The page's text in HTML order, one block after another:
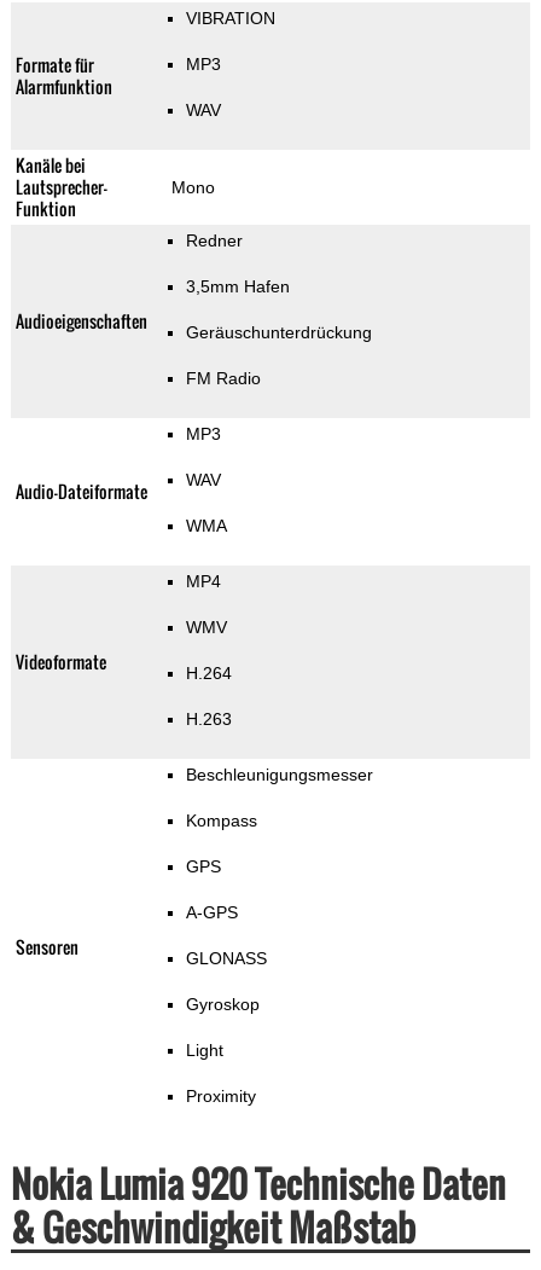
Formate für
Alarmfunktion
VIBRATION
MP3
WAV
Kanäle bei
Lautsprecher-
Funktion
Mono
Audioeigenschaften
Redner
3,5mm Hafen
Geräuschunterdrückung
FM Radio
Audio-Dateiformate
MP3
WAV
WMA
Videoformate
MP4
WMV
H.264
H.263
Sensoren
Beschleunigungsmesser
Kompass
GPS
A-GPS
GLONASS
Gyroskop
Light
Proximity
Nokia Lumia 920 Technische Daten
& Geschwindigkeit Maßstab